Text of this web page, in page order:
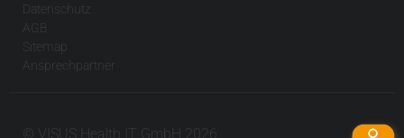
Datenschutz
AGB
Sitemap
Ansprechpartner
© VISUS Health IT GmbH 2026